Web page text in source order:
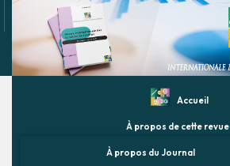
Accueil
À propos de cette revue
À propos du Journal